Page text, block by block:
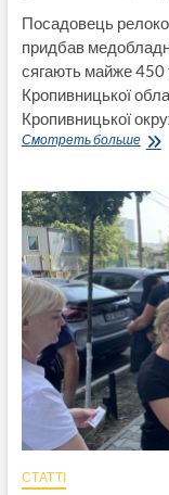
Посадовець
придбав
сягають майже 450
Кропивницької
Кропивницької
Смотреть больше
за
за
СТАТТІ